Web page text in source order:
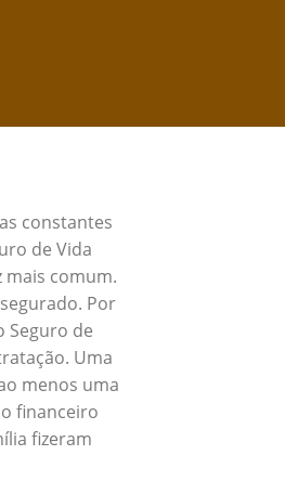
constantes
de Vida
comum.
Por
Seguro de
Uma
menos uma
financeiro
fizeram